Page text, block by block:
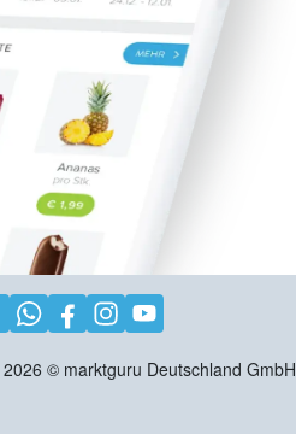
2026 © marktguru Deutschland GmbH